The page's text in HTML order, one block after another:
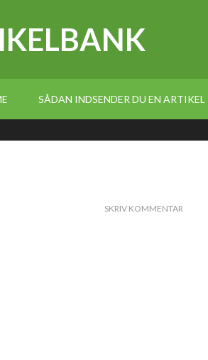
SÅDAN INDSENDER DU EN ARTIKEL
SKRIV KOMMENTAR